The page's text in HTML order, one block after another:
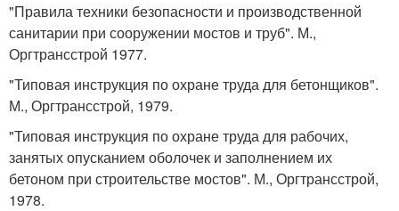
"Правила техники безопасности и производственной
санитарии при сооружении мостов и труб". М.,
Оргтрансстрой 1977.
"Типовая инструкция по охране труда для бетонщиков".
М., Оргтрансстрой, 1979.
"Типовая инструкция по охране труда для рабочих,
занятых опусканием оболочек и заполнением их
бетоном при строительстве мостов". М., Оргтрансстрой,
1978.